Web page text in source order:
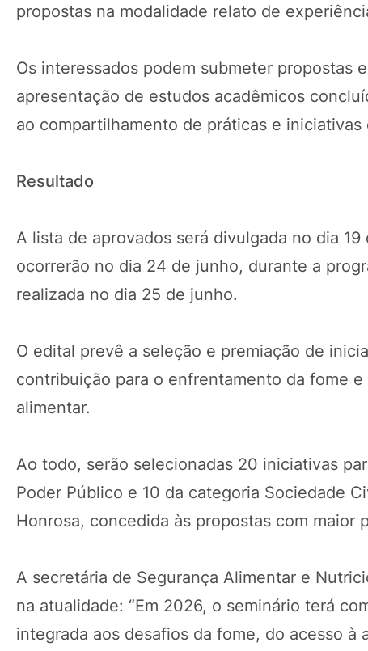
propostas na modalidade relato de
Os interessados podem submeter propostas
apresentação de estudos acadêmicos
ao compartilhamento de práticas e
Resultado
A lista de aprovados será divulgada no dia
ocorrerão no dia 24 de junho, durante a
realizada no dia 25 de junho.
O edital prevê a seleção e premiação de
contribuição para o enfrentamento da fome
alimentar.
Ao todo, serão selecionadas 20 iniciativas
Poder Público e 10 da categoria Sociedade
Honrosa, concedida às propostas com maior
A secretária de Segurança Alimentar e
na atualidade: “Em 2026, o seminário terá
integrada aos desafios da fome, do acesso